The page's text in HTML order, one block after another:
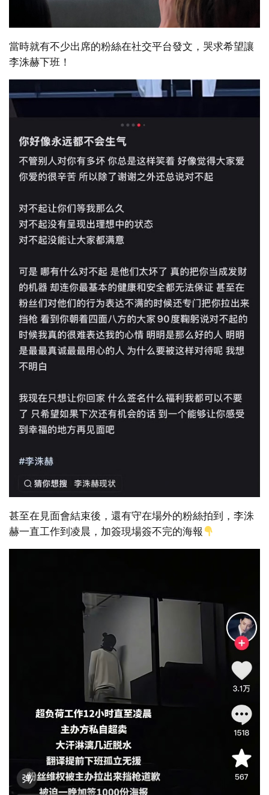
當時就有不少出席的粉絲在社交平台發文，哭求希望讓
李洙赫下班！
甚至在見面會結束後，還有守在場外的粉絲拍到，李洙
赫一直工作到凌晨，加簽現場簽不完的海報